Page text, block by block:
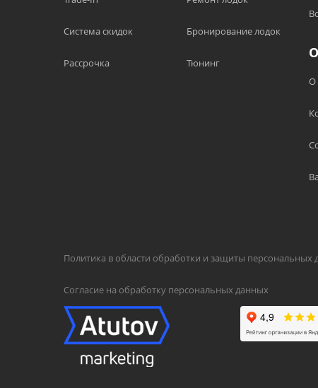
Система скидок
Рассрочка
Бронирование лодок
Тюнинг
О
Политика в области обработки и защиты персональных
Согласие на обработку персональных данных